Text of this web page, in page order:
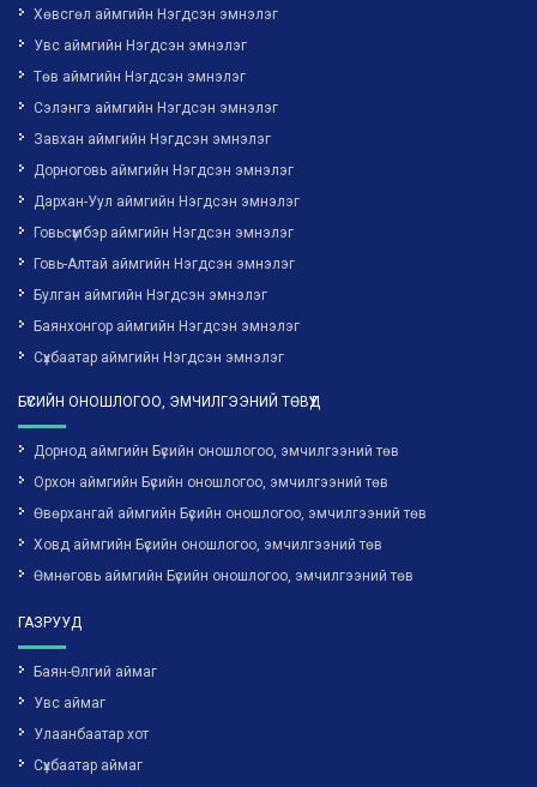
Хөвсгөл аймгийн Нэгдсэн эмнэлэг
Увс аймгийн Нэгдсэн эмнэлэг
Төв аймгийн Нэгдсэн эмнэлэг
Сэлэнгэ аймгийн Нэгдсэн эмнэлэг
Завхан аймгийн Нэгдсэн эмнэлэг
Дорноговь аймгийн Нэгдсэн эмнэлэг
Дархан-Уул аймгийн Нэгдсэн эмнэлэг
Говьсүмбэр аймгийн Нэгдсэн эмнэлэг
Говь-Алтай аймгийн Нэгдсэн эмнэлэг
Булган аймгийн Нэгдсэн эмнэлэг
Баянхонгор аймгийн Нэгдсэн эмнэлэг
Сүхбаатар аймгийн Нэгдсэн эмнэлэг
БҮСИЙН ОНОШЛОГОО, ЭМЧИЛГЭЭНИЙ ТӨВҮҮД
Дорнод аймгийн Бүсийн оношлогоо, эмчилгээний төв
Орхон аймгийн Бүсийн оношлогоо, эмчилгээний төв
Өвөрхангай аймгийн Бүсийн оношлогоо, эмчилгээний төв
Ховд аймгийн Бүсийн оношлогоо, эмчилгээний төв
Өмнөговь аймгийн Бүсийн оношлогоо, эмчилгээний төв
ГАЗРУУД
Баян-Өлгий аймаг
Увс аймаг
Улаанбаатар хот
Сүхбаатар аймаг